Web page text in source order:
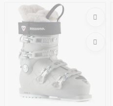
23.5 cm | 24 cm | 26 cm